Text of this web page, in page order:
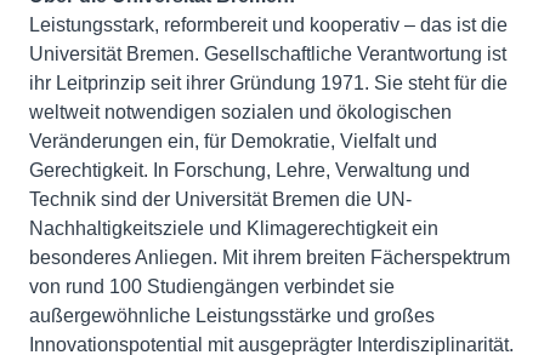
Leistungsstark, reformbereit und kooperativ – das ist die
Universität Bremen. Gesellschaftliche Verantwortung ist
ihr Leitprinzip seit ihrer Gründung 1971. Sie steht für die
weltweit notwendigen sozialen und ökologischen
Veränderungen ein, für Demokratie, Vielfalt und
Gerechtigkeit. In Forschung, Lehre, Verwaltung und
Technik sind der Universität Bremen die UN-
Nachhaltigkeitsziele und Klimagerechtigkeit ein
besonderes Anliegen. Mit ihrem breiten Fächerspektrum
von rund 100 Studiengängen verbindet sie
außergewöhnliche Leistungsstärke und großes
Innovationspotential mit ausgeprägter Interdisziplinarität.